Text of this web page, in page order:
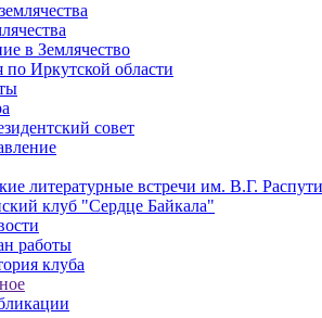
в Землячество
по Иркутской области
совет
литературные встречи им. В.Г.
клуб "Сердце Байкала"
работы
клуба